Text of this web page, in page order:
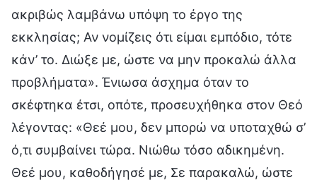
ακριβώς λαμβάνω υπόψη το έργο της
εκκλησίας; Αν νομίζεις ότι είμαι εμπόδιο, τότε
κάν’ το. Διώξε με, ώστε να μην προκαλώ άλλα
προβλήματα». Ένιωσα άσχημα όταν το
σκέφτηκα έτσι, οπότε, προσευχήθηκα στον Θεό
λέγοντας: «Θεέ μου, δεν μπορώ να υποταχθώ σ’
ό,τι συμβαίνει τώρα. Νιώθω τόσο αδικημένη.
Θεέ μου, καθοδήγησέ με, Σε παρακαλώ, ώστε